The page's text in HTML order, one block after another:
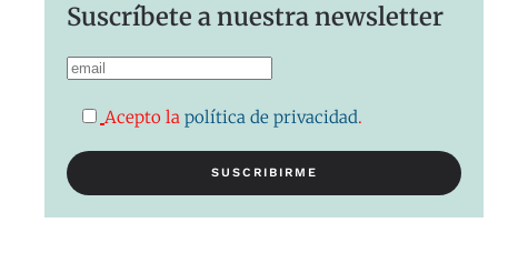
Suscríbete a nuestra newsletter
Acepto lapolítica de privacidad.